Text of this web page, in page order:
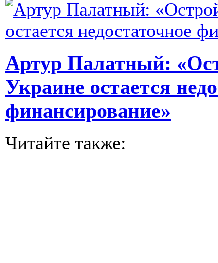
Артур Палатный:
Украине остается
финансирование»
Читайте также: